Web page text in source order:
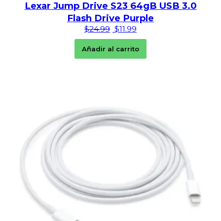
Lexar Jump Drive S23 64gB USB 3.0
Flash Drive Purple
$24.99 El precio original era:
$11.99
Añadir al carrito